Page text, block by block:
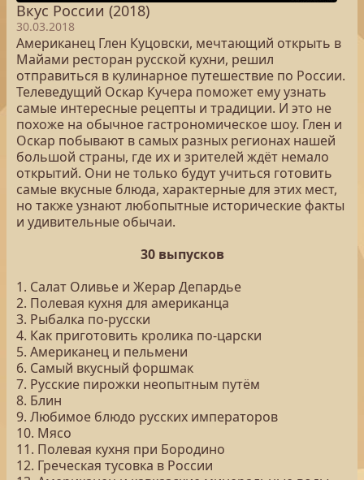
Вкус России (2018)
30.03.2018
Американец Глен Куцовски, мечтающий открыть в
Майами ресторан русской кухни, решил
отправиться в кулинарное путешествие по России.
Телеведущий Оскар Кучера поможет ему узнать
самые интересные рецепты и традиции. И это не
похоже на обычное гастрономическое шоу. Глен и
Оскар побывают в самых разных регионах нашей
большой страны, где их и зрителей ждёт немало
открытий. Они не только будут учиться готовить
самые вкусные блюда, характерные для этих мест,
но также узнают любопытные исторические факты
и удивительные обычаи.
30 выпусков
1. Салат Оливье и Жерар Депардье
2. Полевая кухня для американца
3. Рыбалка по-русски
4. Как приготовить кролика по-царски
5. Американец и пельмени
6. Самый вкусный форшмак
7. Русские пирожки неопытным путём
8. Блин
9. Любимое блюдо русских императоров
10. Мясо
11. Полевая кухня при Бородино
12. Греческая тусовка в России